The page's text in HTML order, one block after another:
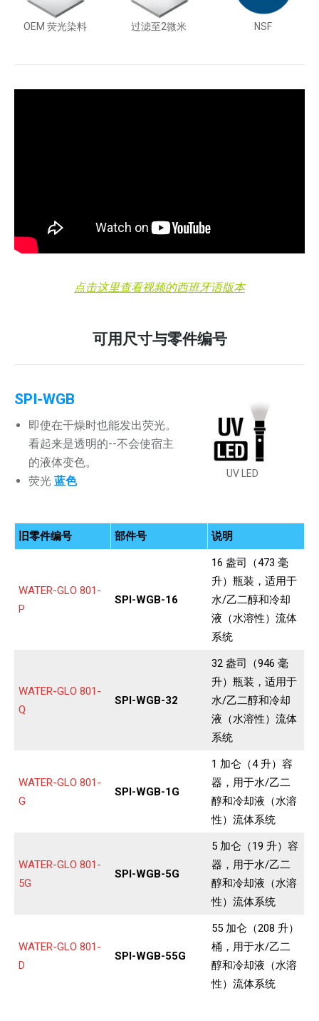
OEM 荧光染料 过滤至2微米 NSF
点击这里查看视频的西班牙语版本
可用尺寸与零件编号
SPI-WGB
即使在干燥时也能发出荧光。
看起来是透明的--不会使宿主
的液体变色。
荧光 蓝色
UV LED
旧零件编号 部件号 说明
WATER-GLO 801-
P
SPI-WGB-16
16 盎司（473 毫
升）瓶装，适用于
水/乙二醇和冷却
液（水溶性）流体
系统
WATER-GLO 801-
Q
SPI-WGB-32
32 盎司（946 毫
升）瓶装，适用于
水/乙二醇和冷却
液（水溶性）流体
系统
WATER-GLO 801-
G
SPI-WGB-1G
1 加仑（4 升）容
器，用于水/乙二
醇和冷却液（水溶
性）流体系统
WATER-GLO 801-
5G
SPI-WGB-5G
5 加仑（19 升）容
器，用于水/乙二
醇和冷却液（水溶
性）流体系统
WATER-GLO 801-
D
SPI-WGB-55G
55 加仑（208 升）
桶，用于水/乙二
醇和冷却液（水溶
性）流体系统